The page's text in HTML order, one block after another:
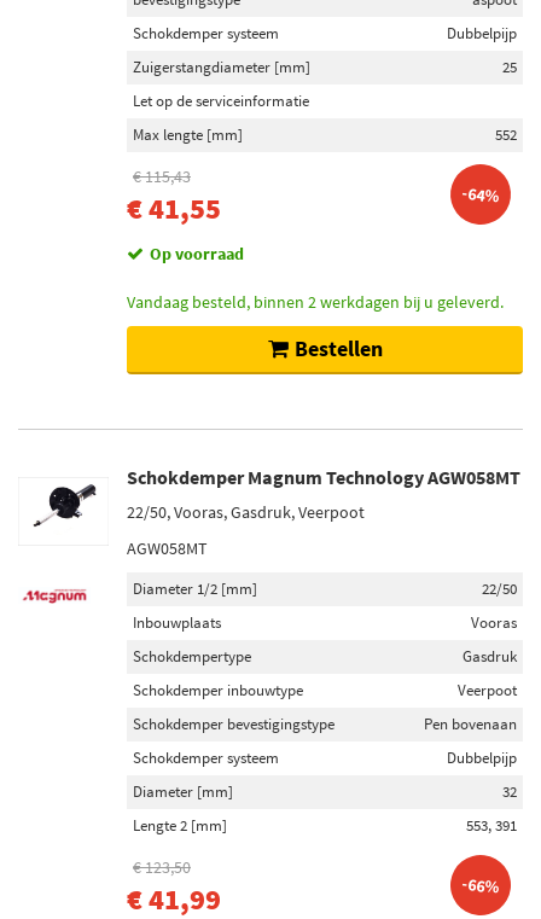
Schokdemper systeem
Dubbelpijp
Zuigerstangdiameter [mm]
25
Let op de serviceinformatie
Max lengte [mm]
552
€ 115,43
€ 41,55 -64%
Op voorraad
Vandaag besteld, binnen 2 werkdagen bij u geleverd.
Bestellen
Schokdemper Magnum Technology AGW058MT
22/50, Vooras, Gasdruk, Veerpoot
AGW058MT
Diameter 1/2 [mm]
22/50
Inbouwplaats
Vooras
Schokdempertype
Gasdruk
Schokdemper inbouwtype
Veerpoot
Schokdemper bevestigingstype
Pen bovenaan
Schokdemper systeem
Dubbelpijp
Diameter [mm]
32
Lengte 2 [mm]
553, 391
€ 123,50
€ 41,99 -66%